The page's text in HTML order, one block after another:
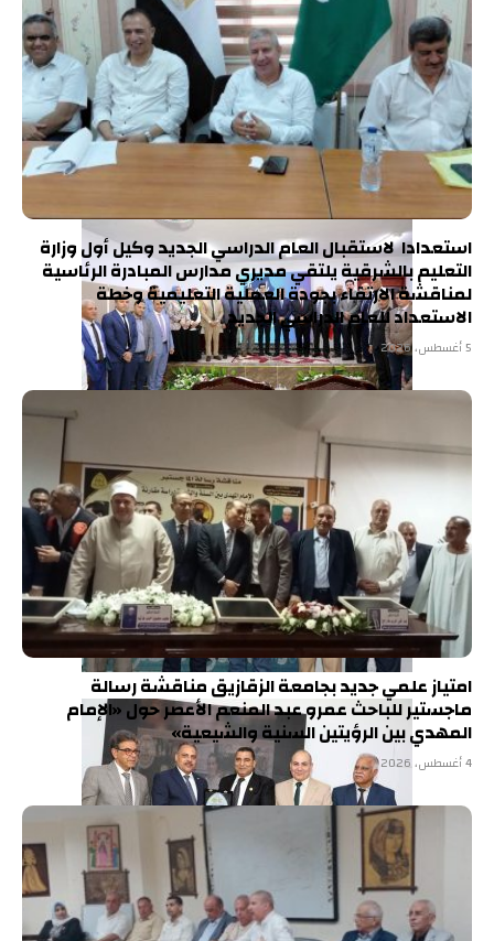
استعدادا لاستقبال العام الدراسي الجديد وكيل أول وزارة
التعليم بالشرقية يلتقي مديري مدارس المبادرة الرئاسية
لمناقشة الارتقاء بجودة العملية التعليمية وخطة
الاستعداد للعام الدراسي الجديد
5 أغسطس، 2026
امتياز علمي جديد بجامعة الزقازيق مناقشة رسالة
ماجستير للباحث عمرو عبد المنعم الأعصر حول «الإمام
المهدي بين الرؤيتين السنية والشيعية»
4 أغسطس، 2026